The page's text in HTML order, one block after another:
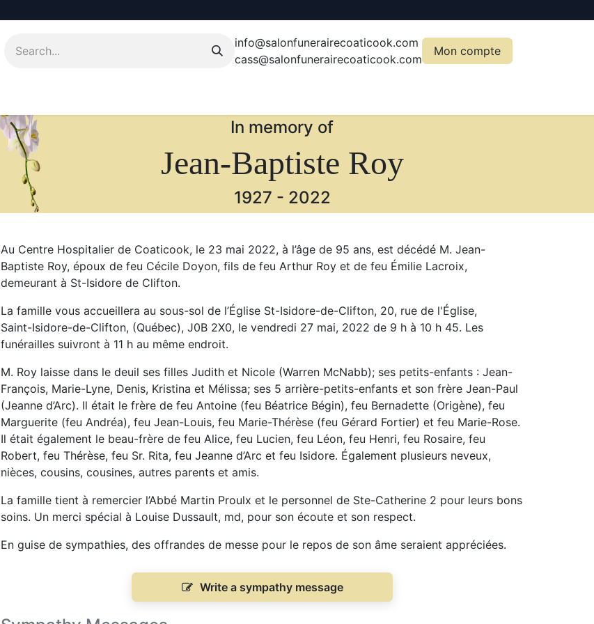
info@salonfunerairecoaticook.com
cass@salonfunerairecoaticook.com
Mon compte
In memory of
Jean-Baptiste Roy
1927 - 2022
Au Centre Hospitalier de Coaticook, le 23 mai 2022, à l’âge de 95 ans, est décédé M. Jean-
Baptiste Roy, époux de feu Cécile Doyon, fils de feu Arthur Roy et de feu Émilie Lacroix,
demeurant à St-Isidore de Clifton.
La famille vous accueillera au sous-sol de l’Église St-Isidore-de-Clifton, 20, rue de l'Église,
Saint-Isidore-de-Clifton, (Québec), J0B 2X0, le vendredi 27 mai, 2022 de 9 h à 10 h 45. Les
funérailles suivront à 11 h au même endroit.
M. Roy laisse dans le deuil ses filles Judith et Nicole (Warren McNabb); ses petits-enfants : Jean-
François, Marie-Lyne, Denis, Kristina et Mélissa; ses 5 arrière-petits-enfants et son frère Jean-Paul
(Jeanne d’Arc). Il était le frère de feu Antoine (feu Béatrice Bégin), feu Bernadette (Origène), feu
Marguerite (feu Andréa), feu Jean-Louis, feu Marie-Thérèse (feu Gérard Fortier) et feu Marie-Rose.
Il était également le beau-frère de feu Alice, feu Lucien, feu Léon, feu Henri, feu Rosaire, feu
Robert, feu Thérèse, feu Sr. Rita, feu Jeanne d’Arc et feu Isidore. Également plusieurs neveux,
nièces, cousins, cousines, autres parents et amis.
La famille tient à remercier l’Abbé Martin Proulx et le personnel de Ste-Catherine 2 pour leurs bons
soins. Un merci spécial à Louise Dussault, md, pour son écoute et son respect.
En guise de sympathies, des offrandes de messe pour le repos de son âme seraient appréciées.
Write a sympathy message